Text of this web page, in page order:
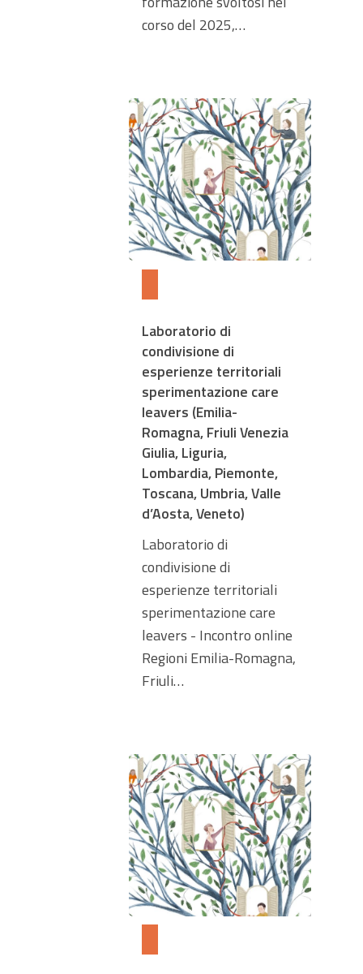
corso del 2025,…
Laboratorio di
condivisione di
esperienze territoriali
sperimentazione care
leavers (Emilia-
Romagna, Friuli Venezia
Giulia, Liguria,
Lombardia, Piemonte,
Toscana, Umbria, Valle
d’Aosta, Veneto)
Laboratorio di
condivisione di
esperienze territoriali
sperimentazione care
leavers - Incontro online
Regioni Emilia-Romagna,
Friuli…